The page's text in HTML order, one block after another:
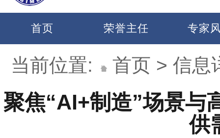
首页 荣誉主任 专家
当前位置: 首页 > 信息
聚焦“AI+制造”场景与
供